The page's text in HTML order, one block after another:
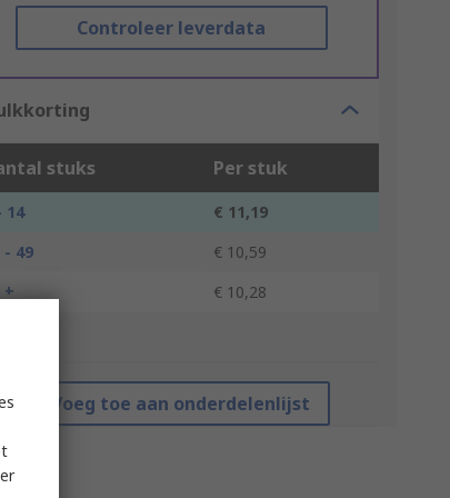
Controleer leverdata
stuks Per stuk
14
€ 11,19
- 49
€ 10,59
+
€ 10,28
Voeg toe aan onderdelenlijst